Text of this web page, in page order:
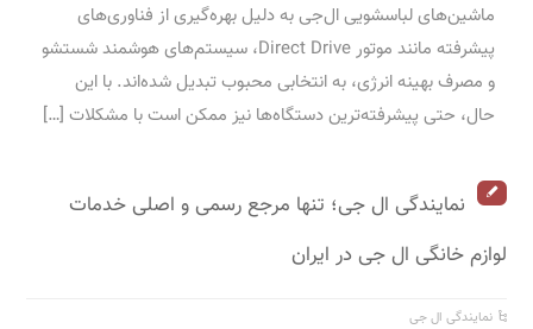
ماشین‌های لباسشویی ال‌جی به دلیل بهره‌گیری از فناوری‌های
پیشرفته مانند موتور Direct Drive، سیستم‌های هوشمند شستشو
و مصرف بهینه انرژی، به انتخابی محبوب تبدیل شده‌اند. با این
حال، حتی پیشرفته‌ترین دستگاه‌ها نیز ممکن است با مشکلات […]
نمایندگی ال جی؛ تنها مرجع رسمی و اصلی خدمات
لوازم خانگی ال جی در ایران
نمایندگی ال جی